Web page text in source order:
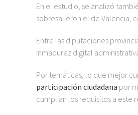
En el estudio, se analizó
sobresalieron el de Valencia,
Entre las diputaciones
inmadurez digital
Por temáticas, lo que mejor
participación ciudadana por
cumplían los requisitos a este